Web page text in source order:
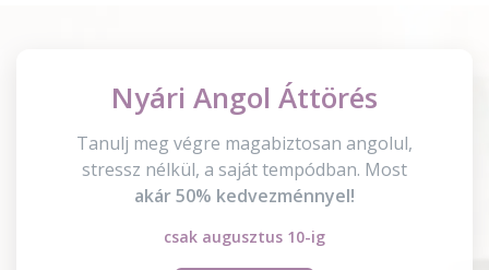
Nyári Angol Áttörés
Tanulj meg végre magabiztosan angolul,
stressz nélkül, a saját tempódban. Most
akár 50% kedvezménnyel!
csak augusztus 10-ig